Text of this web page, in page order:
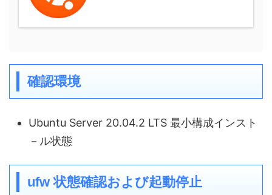
確認環境
Ubuntu Server 20.04.2 LTS 最小構成インスト
－ル状態
ufw 状態確認および起動停止